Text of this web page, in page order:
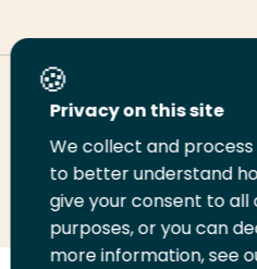
Deel deze pagina
Deel
LinkedIn
Deel
op
Twitter
Deel
op
Facebook
Email
deze
Privacy on this site
We collect and
to better understand
give your consent to all
purposes, or you can
more information, see